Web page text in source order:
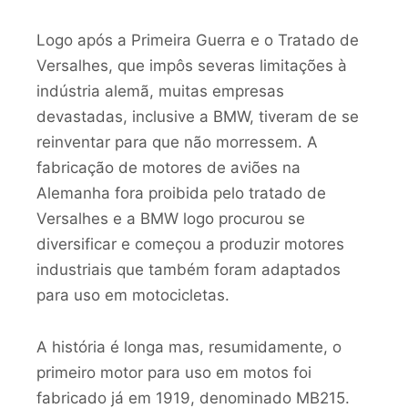
Logo após a Primeira Guerra e o Tratado de
Versalhes, que impôs severas limitações à
indústria alemã, muitas empresas
devastadas, inclusive a BMW, tiveram de se
reinventar para que não morressem. A
fabricação de motores de aviões na
Alemanha fora proibida pelo tratado de
Versalhes e a BMW logo procurou se
diversificar e começou a produzir motores
industriais que também foram adaptados
para uso em motocicletas.
A história é longa mas, resumidamente, o
primeiro motor para uso em motos foi
fabricado já em 1919, denominado MB215.